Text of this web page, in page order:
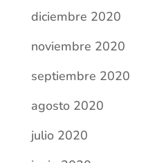
diciembre 2020
noviembre 2020
septiembre 2020
agosto 2020
julio 2020